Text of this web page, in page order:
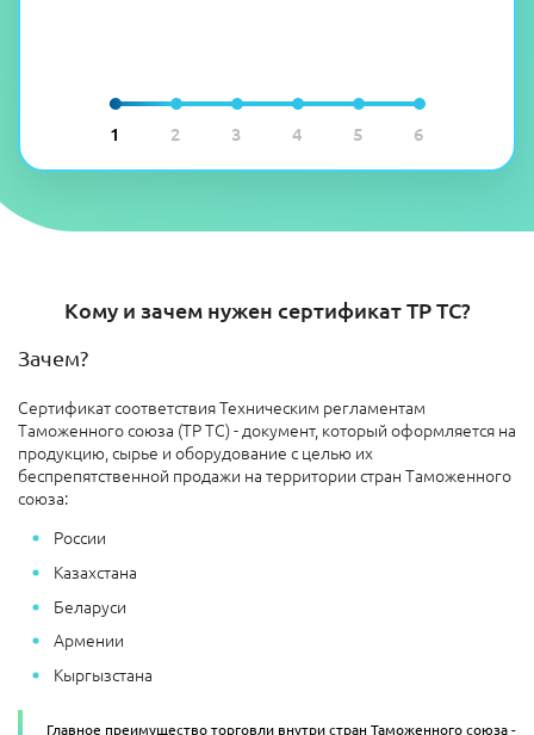
1 2 3 4 5 6
Кому и зачем нужен сертификат ТР ТС?
Зачем?
Сертификат соответствия Техническим регламентам
Таможенного союза (ТР ТС) - документ, который оформляется на
продукцию, сырье и оборудование с целью их
беспрепятственной продажи на территории стран Таможенного
союза:
России
Казахстана
Беларуси
Армении
Кыргызстана
Главное преимущество торговли внутри стран Таможенного союза -